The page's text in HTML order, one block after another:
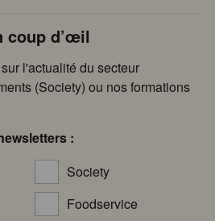
coup d’œil
l'actualité du secteur
(Society) ou nos formations
:
Society
Foodservice